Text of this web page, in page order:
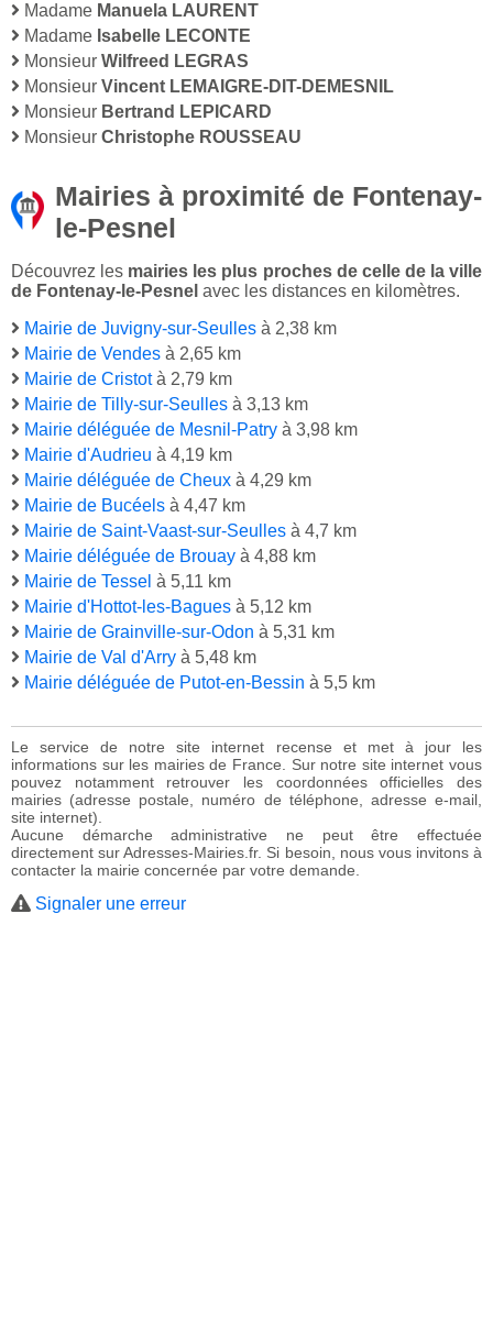
Madame Manuela LAURENT
Madame Isabelle LECONTE
Monsieur Wilfreed LEGRAS
Monsieur Vincent LEMAIGRE-DIT-DEMESNIL
Monsieur Bertrand LEPICARD
Monsieur Christophe ROUSSEAU
Mairies à proximité de Fontenay-
le-Pesnel
Découvrez les mairies les plus proches de celle de la ville
de Fontenay-le-Pesnel avec les distances en kilomètres.
Mairie de Juvigny-sur-Seulles à 2,38 km
Mairie de Vendes à 2,65 km
Mairie de Cristotà 2,79 km
Mairie de Tilly-sur-Seulles à 3,13 km
Mairie déléguée de Mesnil-Patry à 3,98 km
Mairie d'Audrieu à 4,19 km
Mairie déléguée de Cheux à 4,29 km
Mairie de Bucéels à 4,47 km
Mairie de Saint-Vaast-sur-Seulles à 4,7 km
Mairie déléguée de Brouay à 4,88 km
Mairie de Tessel à 5,11 km
Mairie d'Hottot-les-Bagues à 5,12 km
Mairie de Grainville-sur-Odon à 5,31 km
Mairie de Val d'Arry à 5,48 km
Mairie déléguée de Putot-en-Bessin à 5,5 km
Le service de notre site internet recense et met à jour les
informations sur les mairies de France. Sur notre site internet vous
pouvez notamment retrouver les coordonnées officielles des
mairies (adresse postale, numéro de téléphone, adresse e-mail,
site internet).
Aucune démarche administrative ne peut être effectuée
directement sur Adresses-Mairies.fr. Si besoin, nous vous invitons à
contacter la mairie concernée par votre demande.
Signaler une erreur